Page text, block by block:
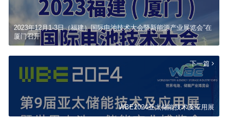
2023年12月1-3日（福建）国际电池技术大会暨新能源产业展览会”在
厦门召开
下一篇
WBE2024亚太储能技术及应用展